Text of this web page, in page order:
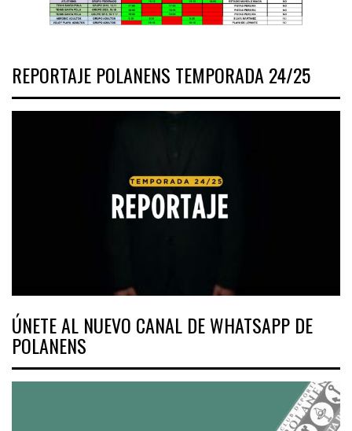
REPORTAJE POLANENS TEMPORADA 24/25
ÚNETE AL NUEVO CANAL DE WHATSAPP DE
POLANENS